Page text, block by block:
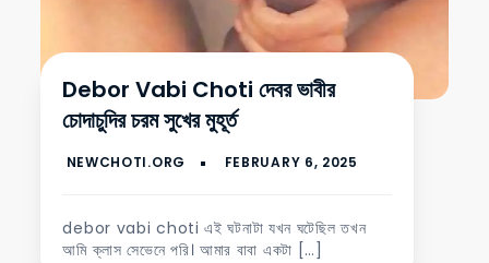
Debor Vabi Choti দেবর ভাবীর
চোদাচুদির চরম সুখের মুহূর্ত
debor vabi choti এই ঘটনাটা যখন ঘটেছিল তখন
আমি ক্লাস সেভেনে পরি। আমার বাবা একটা […]